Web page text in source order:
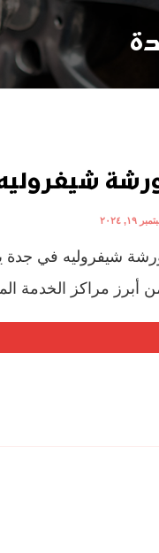
١٩, ٢٠٢٤
شيفروليه في جدة
أبرز مراكز الخدمة